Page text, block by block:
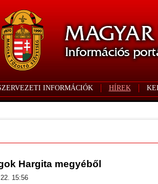
INFORMÁCIÓK HÍREK
Hargita megyéből
15:56